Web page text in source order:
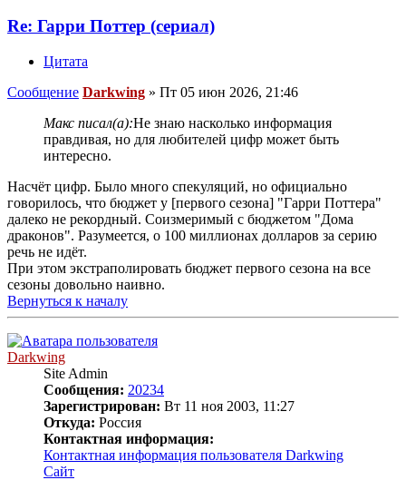
Re: Гарри Поттер (сериал)
Цитата
Сообщение Darkwing » Пт 05 июн 2026, 21:46
Макс писал(а):Не знаю насколько информация
правдивая, но для любителей цифр может быть
интересно.
Насчёт цифр. Было много спекуляций, но официально
говорилось, что бюджет у [первого сезона] "Гарри Поттера"
далеко не рекордный. Соизмеримый с бюджетом "Дома
драконов". Разумеется, о 100 миллионах долларов за серию
речь не идёт.
При этом экстраполировать бюджет первого сезона на все
сезоны довольно наивно.
Вернуться к началу
Darkwing
Site Admin
Сообщения: 20234
Зарегистрирован: Вт 11 ноя 2003, 11:27
Откуда: Россия
Контактная информация:
Контактная информация пользователя Darkwing
Сайт